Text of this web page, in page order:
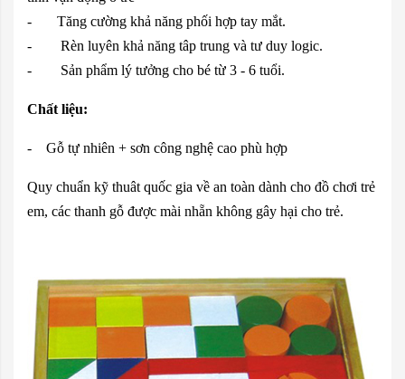
- Tăng cường khả năng phối hợp tay mắt.
- Rèn luyên khả năng tâp trung và tư duy logic.
- Sản phẩm lý tưởng cho bé từ 3 - 6 tuổi.
Chất liệu:
- Gỗ tự nhiên + sơn công nghệ cao phù hợp
Quy chuẩn kỹ thuât quốc gia về an toàn dành cho đồ chơi trẻ
em, các thanh gỗ được mài nhẵn không gây hại cho trẻ.